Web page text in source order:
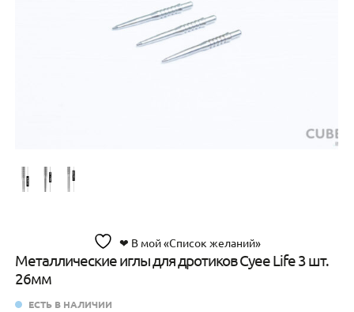
❤ В мой «Список желаний»
Металлические иглы для дротиков Cyee Life 3 шт.
26мм
ЕСТЬ В НАЛИЧИИ